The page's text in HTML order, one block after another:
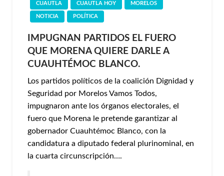
CUAUTLA CUAUTLA HOY MORELOS
NOTICIA POLÍTICA
IMPUGNAN PARTIDOS EL FUERO
QUE MORENA QUIERE DARLE A
CUAUHTÉMOC BLANCO.
Los partidos políticos de la coalición Dignidad y
Seguridad por Morelos Vamos Todos,
impugnaron ante los órganos electorales, el
fuero que Morena le pretende garantizar al
gobernador Cuauhtémoc Blanco, con la
candidatura a diputado federal plurinominal, en
la cuarta circunscripción….